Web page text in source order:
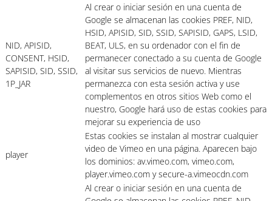
NID, APISID,
CONSENT, HSID,
SAPISID, SID, SSID,
1P_JAR
Al crear o iniciar sesión en una cuenta de
Google se almacenan las cookies PREF, NID,
HSID, APISID, SID, SSID, SAPISID, GAPS, LSID,
BEAT, ULS, en su ordenador con el fin de
permanecer conectado a su cuenta de Google
al visitar sus servicios de nuevo. Mientras
permanezca con esta sesión activa y use
complementos en otros sitios Web como el
nuestro, Google hará uso de estas cookies para
mejorar su experiencia de uso
player
Estas cookies se instalan al mostrar cualquier
video de Vimeo en una página. Aparecen bajo
los dominios: av.vimeo.com, vimeo.com,
player.vimeo.com y secure-a.vimeocdn.com
Al crear o iniciar sesión en una cuenta de